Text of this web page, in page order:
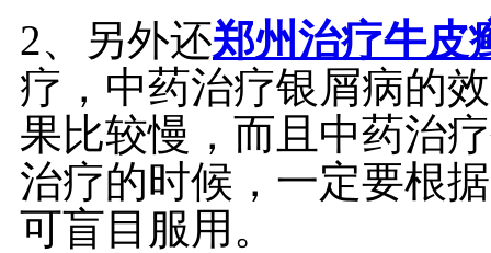
2、另外还郑州治疗牛皮
疗，中药治疗银屑病的
果比较慢，而且中药治
治疗的时候，一定要根
可盲目服用。